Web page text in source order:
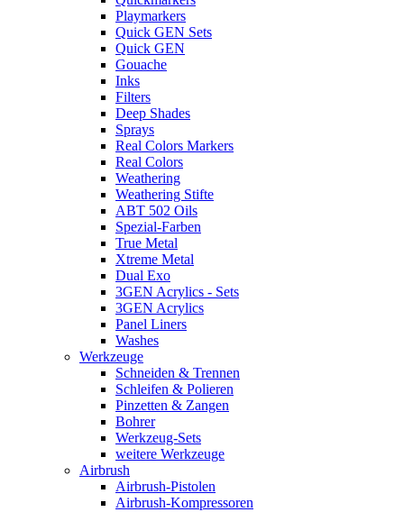
Playmarkers
Quick GEN Sets
Quick GEN
Gouache
Inks
Filters
Deep Shades
Sprays
Real Colors Markers
Real Colors
Weathering
Weathering Stifte
ABT 502 Oils
Spezial-Farben
True Metal
Xtreme Metal
Dual Exo
3GEN Acrylics - Sets
3GEN Acrylics
Panel Liners
Washes
Werkzeuge
Schneiden & Trennen
Schleifen & Polieren
Pinzetten & Zangen
Bohrer
Werkzeug-Sets
weitere Werkzeuge
Airbrush
Airbrush-Pistolen
Airbrush-Kompressoren